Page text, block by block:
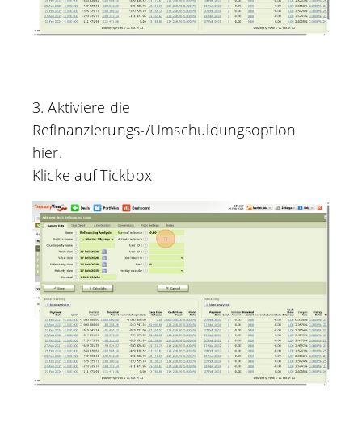
3. Aktiviere die
Refinanzierungs-/Umschuldungsoption
hier.
Klicke auf Tickbox